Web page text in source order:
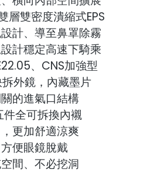
層雙密度潰縮式EPS
計、導至鼻罩除霧
計穩定高速下騎乘
、CNS加強型
外鏡，內藏墨片
的進氣口結構
件全可拆換內襯
更加舒適涼爽
便眼鏡脫戴
間、不必挖洞